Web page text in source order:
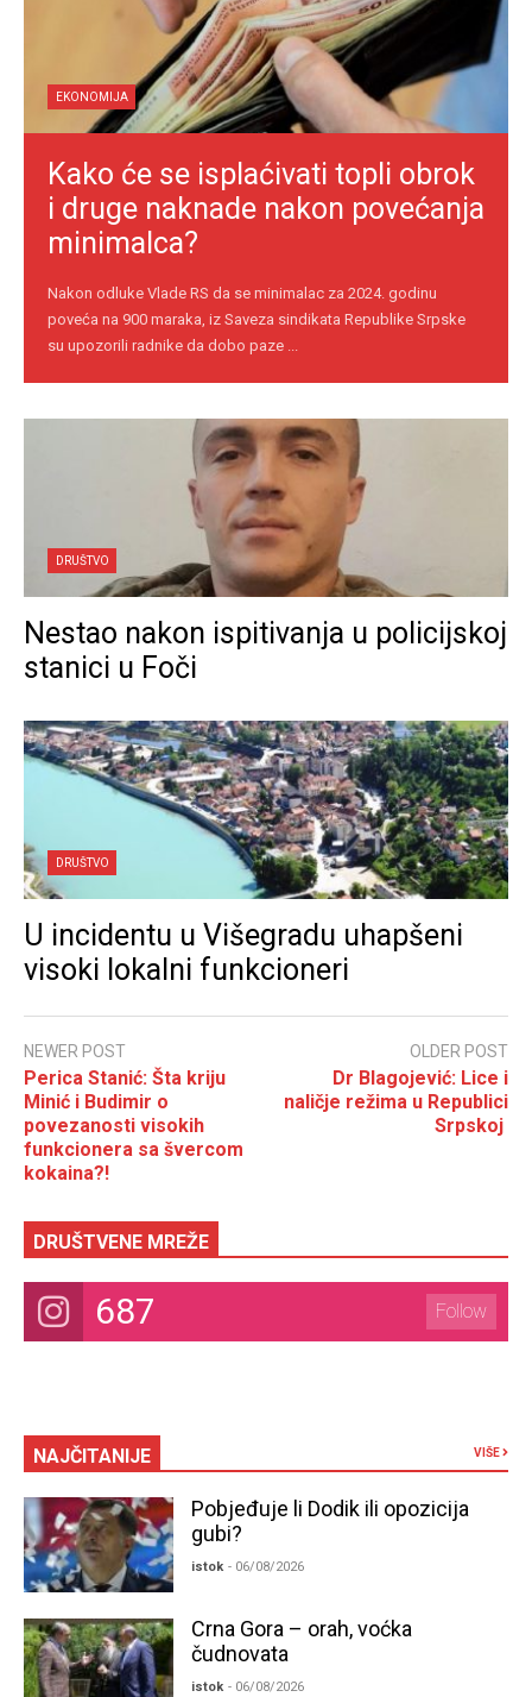
EKONOMIJA
Kako će se isplaćivati topli obrok
i druge naknade nakon povećanja
minimalca?
Nakon odluke Vlade RS da se minimalac za 2024. godinu
poveća na 900 maraka, iz Saveza sindikata Republike Srpske
su upozorili radnike da dobo paze ...
DRUŠTVO
Nestao nakon ispitivanja u policijskoj
stanici u Foči
DRUŠTVO
U incidentu u Višegradu uhapšeni
visoki lokalni funkcioneri
NEWER POST
Perica Stanić: Šta kriju
Minić i Budimir o
povezanosti visokih
funkcionera sa švercom
kokaina?!
OLDER POST
Dr Blagojević: Lice i
naličje režima u Republici
Srpskoj
DRUŠTVENE MREŽE
687 Follow
NAJČITANIJE VIŠE
Pobjeđuje li Dodik ili opozicija
gubi?
istok - 06/08/2026
Crna Gora – orah, voćka
čudnovata
istok - 06/08/2026